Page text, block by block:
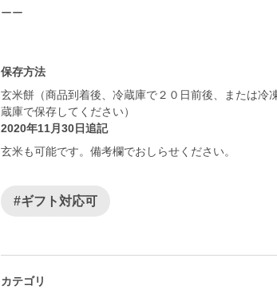
ーー
保存方法
玄米餅（商品到着後、冷蔵庫で２０日前後、または冷
蔵庫で保存してください）
2020年11月30日追記
玄米も可能です。備考欄でおしらせください。
#ギフト対応可
カテゴリ